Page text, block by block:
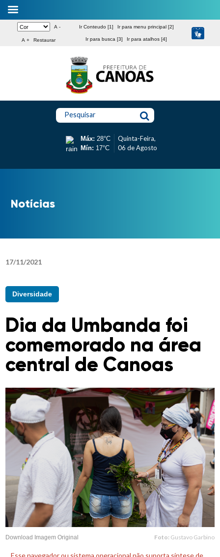
A -
A + Restaurar
Ir Conteudo [1] Ir para menu principal [2]
Ir para busca [3] Ir para atalhos [4]
Pesquisar
Máx: 28°C
Mín: 17°C
Quinta-Feira,
06 de Agosto
Notícias
17/11/2021
Diversidade
Dia da Umbanda foi
comemorado na área
central de Canoas
Download Imagem Original Foto: Gustavo Garbino
Esse navegador ou sistema operacional não suporta síntese de